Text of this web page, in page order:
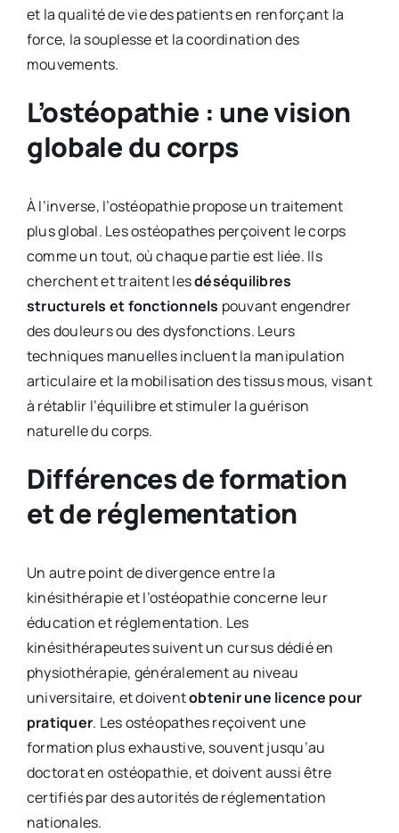
et la qualité de vie des patients en renforçant la
force, la souplesse et la coordination des
mouvements.
L’ostéopathie : une vision
globale du corps
À l’inverse, l’ostéopathie propose un traitement
plus global. Les ostéopathes perçoivent le corps
comme un tout, où chaque partie est liée. Ils
cherchent et traitent lesdéséquilibres
structurels et fonctionnels pouvant engendrer
des douleurs ou des dysfonctions. Leurs
techniques manuelles incluent la manipulation
articulaire et la mobilisation des tissus mous, visant
à rétablir l’équilibre et stimuler la guérison
naturelle du corps.
Différences de formation
et de réglementation
Un autre point de divergence entre la
kinésithérapie et l’ostéopathie concerne leur
éducation et réglementation. Les
kinésithérapeutes suivent un cursus dédié en
physiothérapie, généralement au niveau
universitaire, et doiventobtenir une licence pour
pratiquer. Les ostéopathes reçoivent une
formation plus exhaustive, souvent jusqu’au
doctorat en ostéopathie, et doivent aussi être
certifiés par des autorités de réglementation
nationales.